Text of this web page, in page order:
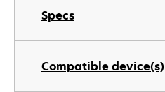
Specs
Compatible device(s)